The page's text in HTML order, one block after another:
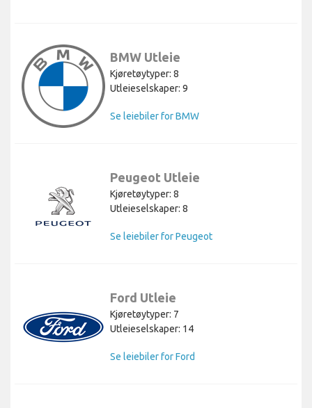
BMW Utleie
Kjøretøytyper: 8
Utleieselskaper: 9
Se leiebiler for BMW
Peugeot Utleie
Kjøretøytyper: 8
Utleieselskaper: 8
Se leiebiler for Peugeot
Ford Utleie
Kjøretøytyper: 7
Utleieselskaper: 14
Se leiebiler for Ford